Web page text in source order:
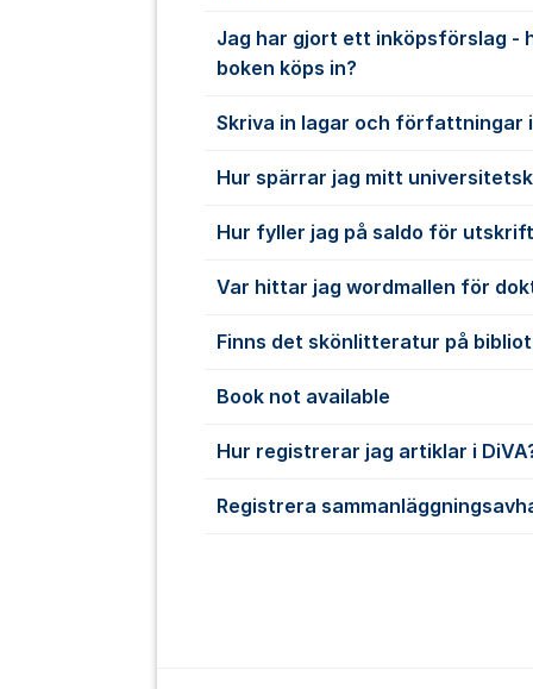
Jag har gjort ett inköpsförslag -
boken köps in?
Skriva in lagar och författningar
Hur spärrar jag mitt
Hur fyller jag på saldo för
Var hittar jag wordmallen för
Finns det skönlitteratur på
Book not available
Hur registrerar jag artiklar i
Registrera